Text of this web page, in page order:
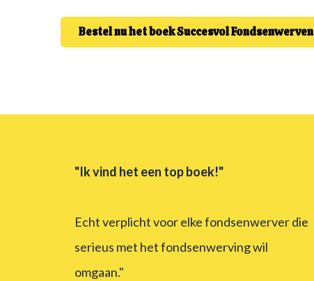
Bestel nu het boek Succesvol Fondsenwerven
"Ik vind het een top boek!"
Echt verplicht voor elke fondsenwerver die
serieus met het fondsenwerving wil
omgaan."